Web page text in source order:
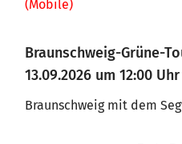
Braunschweig-Grüne-
13.09.2026 um 12:00 Uhr
Braunschweig mit dem